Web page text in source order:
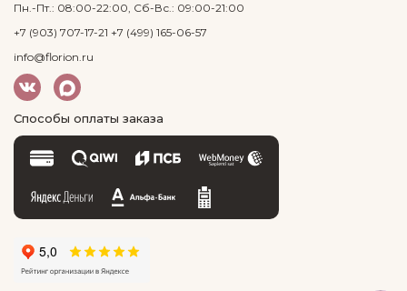
Пн.-Пт.: 08:00-22:00, Сб-Вс.: 09:00-21:00
+7 (903) 707-17-21 +7 (499) 165-06-57
info@florion.ru
Способы оплаты заказа